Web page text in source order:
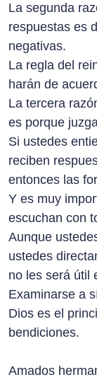
La segunda
respuestas es
negativas.
La regla del
harán de
La tercera
es porque
Si ustedes
reciben
entonces las
Y es muy
escuchan con
Aunque
ustedes
no les será útil
Examinarse a
Dios es el
bendiciones.
Amados